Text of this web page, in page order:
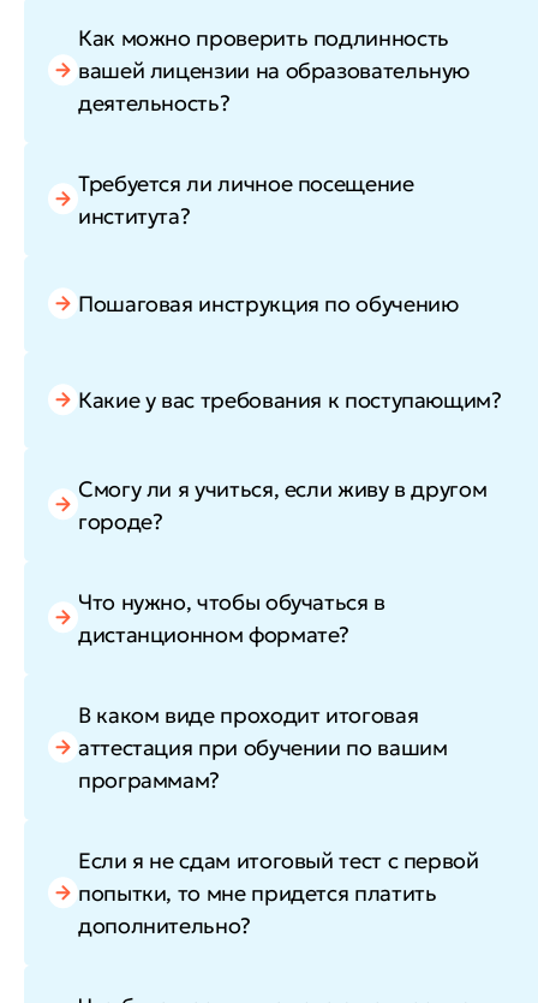
Как можно проверить подлинность
вашей лицензии на образовательную
деятельность?
Требуется ли личное посещение
института?
Пошаговая инструкция по обучению
Какие у вас требования к поступающим?
Смогу ли я учиться, если живу в другом
городе?
Что нужно, чтобы обучаться в
дистанционном формате?
В каком виде проходит итоговая
аттестация при обучении по вашим
программам?
Если я не сдам итоговый тест с первой
попытки, то мне придется платить
дополнительно?